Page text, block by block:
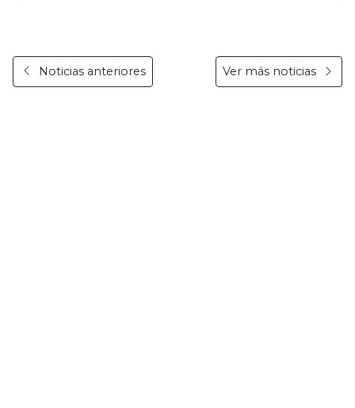
Noticias anteriores Ver más noticias